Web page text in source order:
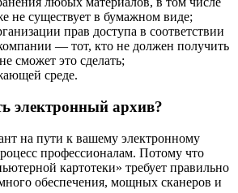
не существует в бумажном виде;
прав доступа в соответствии
— тот, кто не должен получить
сможет это сделать;
среде.
электронный архив?
на пути к вашему электронному
профессионалам. Потому что
картотеки» требует правильно
обеспечения, мощных сканеров и